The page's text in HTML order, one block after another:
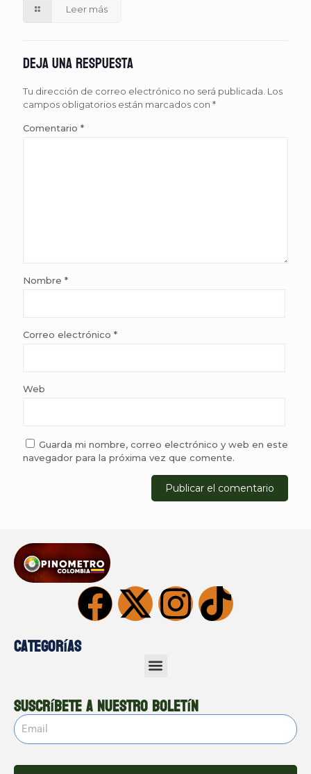
Leer más
Deja una respuesta
Tu dirección de correo electrónico no será publicada. Los
campos obligatorios están marcados con *
Comentario *
Nombre *
Correo electrónico *
Web
Guarda mi nombre, correo electrónico y web en este
navegador para la próxima vez que comente.
Categorías
Suscríbete a nuestro boletín